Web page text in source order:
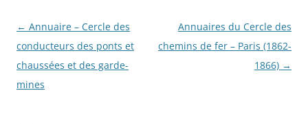
Navigation
des
articles
← Annuaire – Cercle des
conducteurs des ponts et
chaussées et des garde-
mines
Annuaires du Cercle des
chemins de fer – Paris (1862-
1866) →